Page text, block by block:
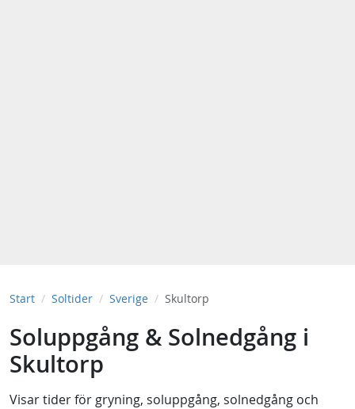
Start Soltider Sverige Skultorp
Soluppgång & Solnedgång i
Skultorp
Visar tider för gryning, soluppgång, solnedgång och